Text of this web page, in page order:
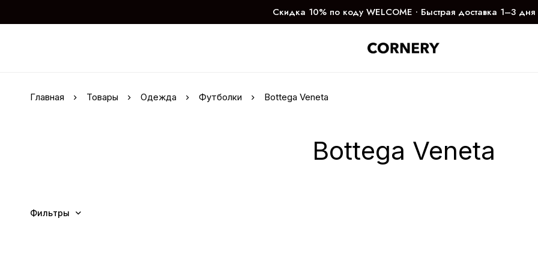
Скидка 10% по коду WELCOME ∙ Быстрая доставка 1–3 дня
Главная Товары Одежда Футболки Bottega Veneta
Bottega Veneta
Фильтры